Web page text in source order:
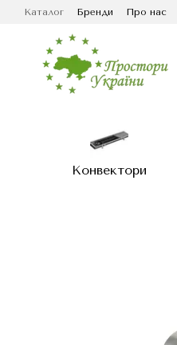
Перейти до основного
Каталог Бренди Про нас
Конвектори